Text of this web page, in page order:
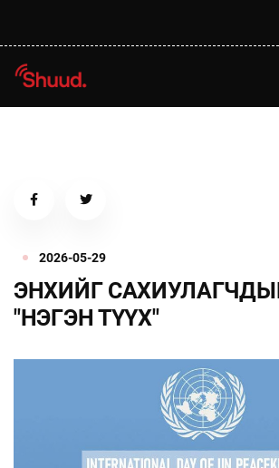
2026-05-29
ЭНХИЙГ
"НЭГЭН ТҮҮХ"